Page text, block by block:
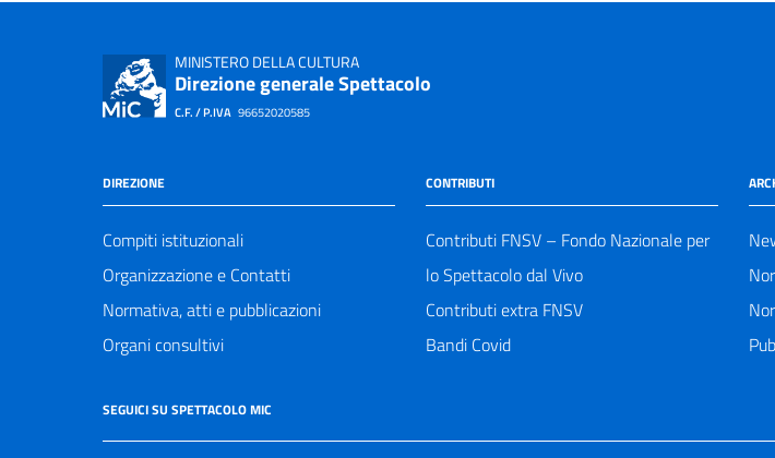
MINISTERO DELLA CULTURA
Direzione generale Spettacolo
C.F. / P.IVA 96652020585
DIREZIONE
Compiti istituzionali
Organizzazione e Contatti
Normativa, atti e pubblicazioni
Organi consultivi
CONTRIBUTI
Contributi FNSV – Fondo Nazionale per
lo Spettacolo dal Vivo
Contributi extra FNSV
Bandi Covid
SEGUICI SU SPETTACOLO MIC